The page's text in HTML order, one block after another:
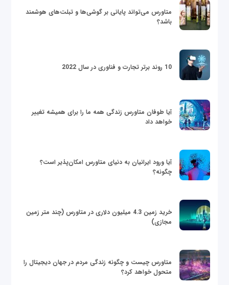
متاورس می‌تواند پایانی بر گوشی‌ها و تبلت‌های هوشمند
باشد؟
10 روند برتر تجارت و فناوری در سال 2022
آیا طوفان متاورس زندگی همه ما را برای همیشه تغییر
خواهد داد
آیا ورود ایرانیان به دنیای متاورس امکان‌پذیر است؟
چگونه؟
خرید زمین 4.3 میلیون دلاری در متاورس (چند متر زمین
مجازی)
متاورس چیست و چگونه زندگی مردم در جهان دیجیتال را
متحول خواهد کرد؟